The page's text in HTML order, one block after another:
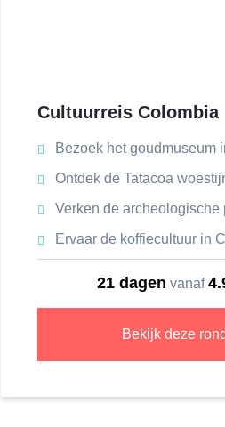
Cultuurreis Colombia
Bezoek het goudmuseum
Ontdek de Tatacoa
Verken de archeologische
Ervaar de koffiecultuur in
21 dagen vanaf
Bekijk deze